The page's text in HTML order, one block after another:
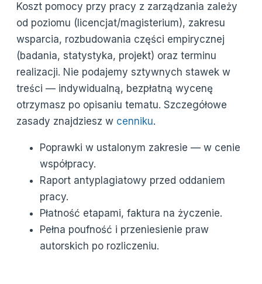
Koszt pomocy przy pracy z zarządzania zależy
od poziomu (licencjat/magisterium), zakresu
wsparcia, rozbudowania części empirycznej
(badania, statystyka, projekt) oraz terminu
realizacji. Nie podajemy sztywnych stawek w
treści — indywidualną, bezpłatną wycenę
otrzymasz po opisaniu tematu. Szczegółowe
zasady znajdziesz w cenniku.
Poprawki w ustalonym zakresie — w cenie
współpracy.
Raport antyplagiatowy przed oddaniem
pracy.
Płatność etapami, faktura na życzenie.
Pełna poufność i przeniesienie praw
autorskich po rozliczeniu.